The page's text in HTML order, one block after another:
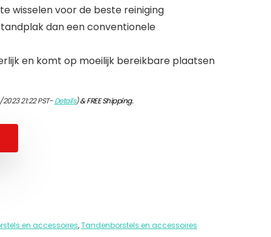
wisselen voor de beste reiniging
dan een conventionele
en komt op moeilijk bereikbare plaatsen
21:22 PST-Details)&FREE Shipping.
en accessoires,Tandenborstels en accessoires